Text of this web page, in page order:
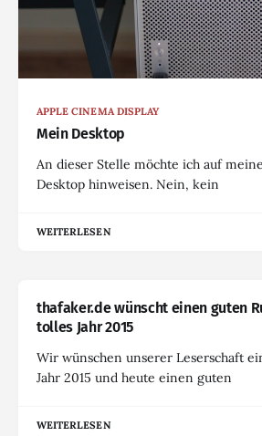
APPLE CINEMA DISPLAY
Mein Desktop
An dieser Stelle möchte ich auf
Desktop hinweisen. Nein, kein
WEITERLESEN
thafaker.de wünscht einen guten
tolles Jahr 2015
Wir wünschen unserer Leserschaft
Jahr 2015 und heute einen guten
WEITERLESEN